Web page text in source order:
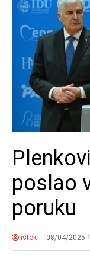
poslao
poruku
istok 08/04/2025